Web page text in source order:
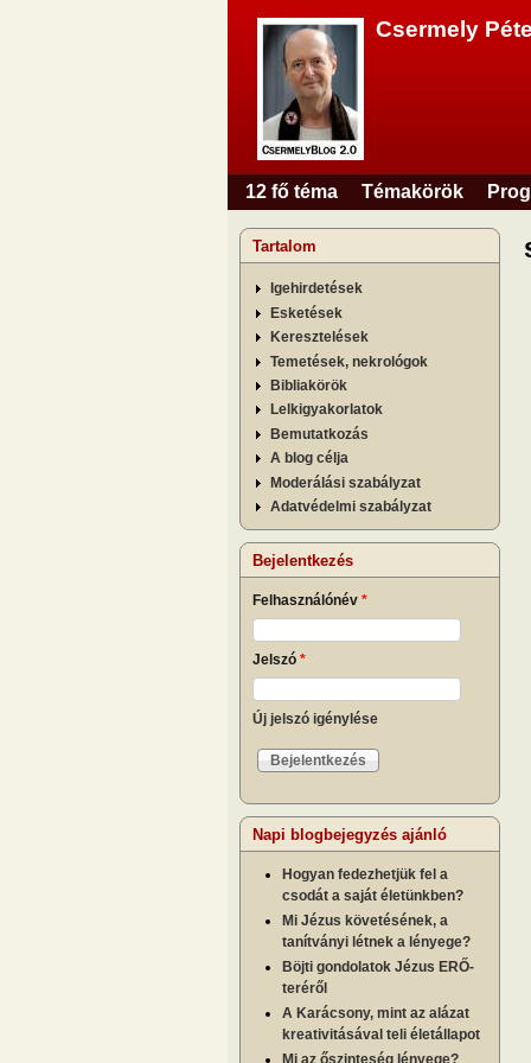
Csermely
Főmenü
12 fő téma Témakörök
Tartalom
Igehirdetések
Esketések
Keresztelések
Temetések, nekrológok
Bibliakörök
Lelkigyakorlatok
Bemutatkozás
A blog célja
Moderálási szabályzat
Adatvédelmi szabályzat
Bejelentkezés
Felhasználónév *
Jelszó *
Új jelszó igénylése
Napi blogbejegyzés ajánló
Hogyan fedezhetjük fel a
csodát a saját életünkben?
Mi Jézus követésének, a
tanítványi létnek a lényege?
Böjti gondolatok Jézus ERŐ-
teréről
A Karácsony, mint az alázat
kreativitásával teli életállapot
Mi az őszinteség lényege?